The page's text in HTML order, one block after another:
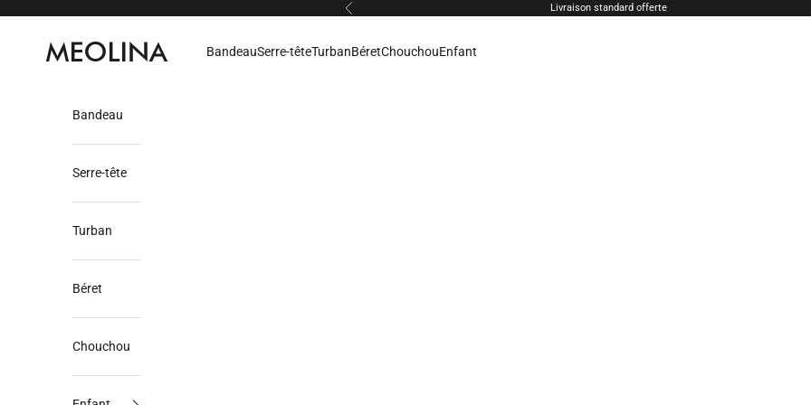
Précédent Livraison standard offerte
Meolina
BandeauSerre-têteTurbanBéretChouchouEnfant
Bandeau
Serre-tête
Turban
Béret
Chouchou